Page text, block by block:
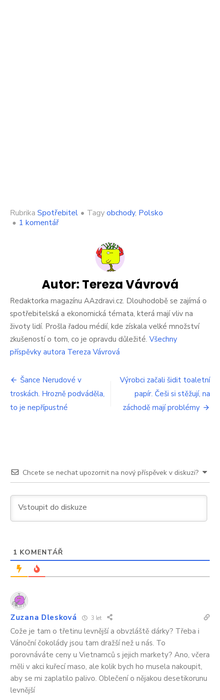
Rubrika Spotřebitel • Tagyobchody, Polsko
• 1 komentářu
Kč
na
jednom
nákupu.
Našli
jsme
úžasná
místa
na
předvánoční
nákupy
Autor: Tereza Vávrová
Redaktorka magazínu AAzdravi.cz. Dlouhodobě se zajímá o
spotřebitelská a ekonomická témata, která mají vliv na
životy lidí. Prošla řadou médií, kde získala velké množství
zkušeností o tom, co je opravdu důležité. Všechny
příspěvky autora Tereza Vávrová
Navigace
pro
příspěvek
Šance Nerudové v
troskách. Hrozně podváděla,
to je nepřípustné
Výrobci začali šidit toaletní
papír. Češi si stěžují, na
záchodě mají problémy
Chcete se nechat upozornit na nový příspěvek v diskuzi?
1 KOMENTÁŘ
Zuzana Dlesková 3 let
Cože je tam o třetinu levnější a obvzláště dárky? Třeba i
Vánoční čokolády jsou tam dražší než u nás. To
porovnáváte ceny u Vietnamců s jejich markety? Ano, včera
měli v akci kuřecí maso, ale kolik bych ho musela nakoupit,
aby se mi zaplatilo palivo. Oblečení o nějakou desetikorunu
levnější